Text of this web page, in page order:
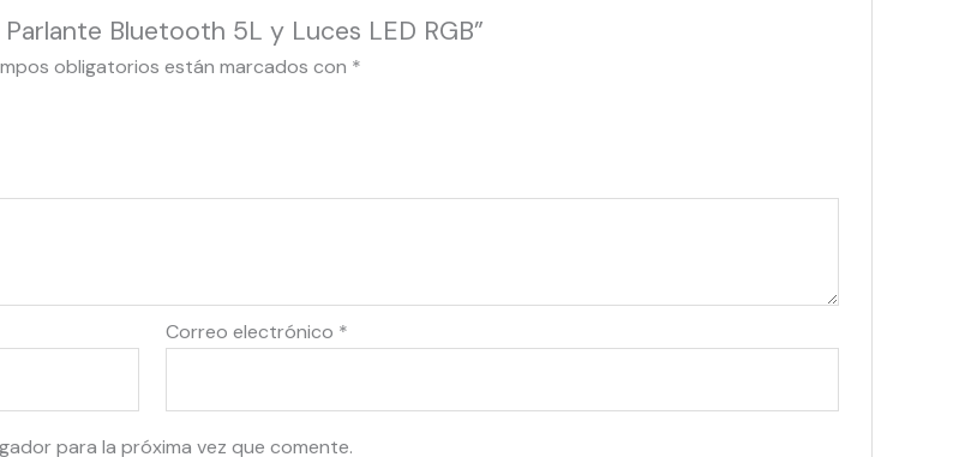
Bluetooth 5L y Luces LED RGB”
obligatorios están marcados con *
Correo electrónico *
para la próxima vez que comente.